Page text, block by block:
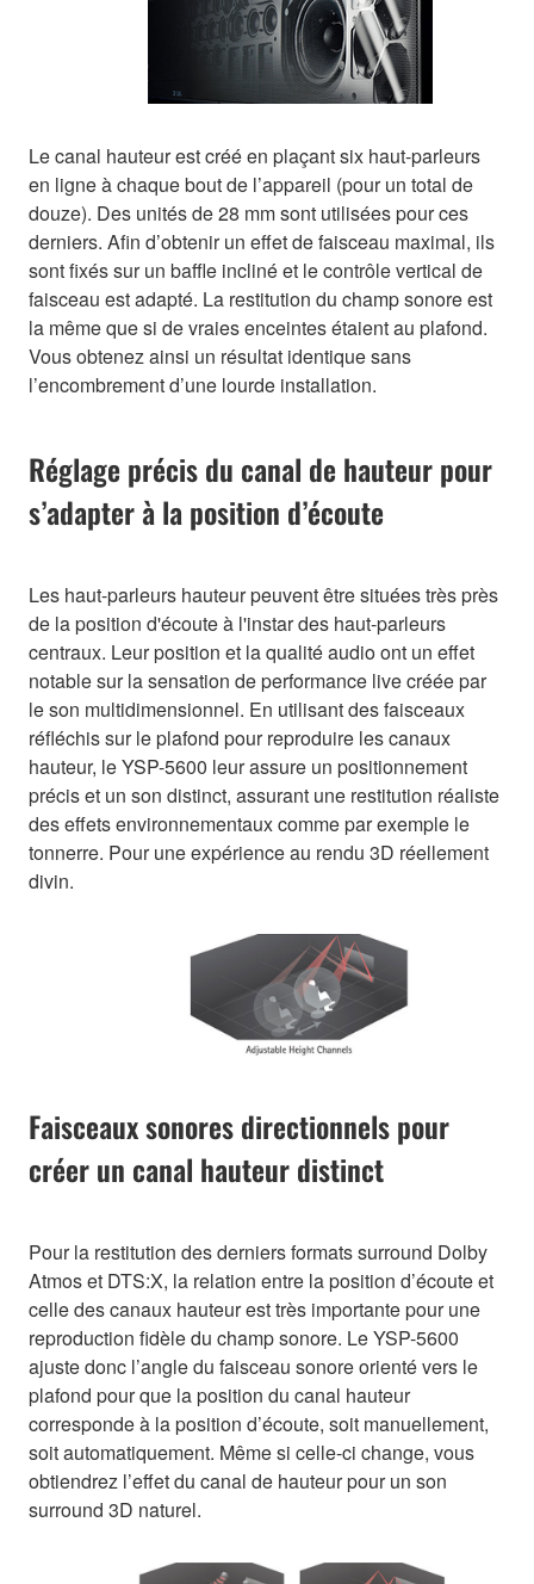
Le canal hauteur est créé en plaçant six haut-parleurs
en ligne à chaque bout de l’appareil (pour un total de
douze). Des unités de 28 mm sont utilisées pour ces
derniers. Afin d’obtenir un effet de faisceau maximal, ils
sont fixés sur un baffle incliné et le contrôle vertical de
faisceau est adapté. La restitution du champ sonore est
la même que si de vraies enceintes étaient au plafond.
Vous obtenez ainsi un résultat identique sans
l’encombrement d’une lourde installation.
Réglage précis du canal de hauteur pour
s’adapter à la position d’écoute
Les haut-parleurs hauteur peuvent être situées très près
de la position d'écoute à l'instar des haut-parleurs
centraux. Leur position et la qualité audio ont un effet
notable sur la sensation de performance live créée par
le son multidimensionnel. En utilisant des faisceaux
réfléchis sur le plafond pour reproduire les canaux
hauteur, le YSP-5600 leur assure un positionnement
précis et un son distinct, assurant une restitution réaliste
des effets environnementaux comme par exemple le
tonnerre. Pour une expérience au rendu 3D réellement
divin.
Faisceaux sonores directionnels pour
créer un canal hauteur distinct
Pour la restitution des derniers formats surround Dolby
Atmos et DTS:X, la relation entre la position d’écoute et
celle des canaux hauteur est très importante pour une
reproduction fidèle du champ sonore. Le YSP-5600
ajuste donc l’angle du faisceau sonore orienté vers le
plafond pour que la position du canal hauteur
corresponde à la position d’écoute, soit manuellement,
soit automatiquement. Même si celle-ci change, vous
obtiendrez l’effet du canal de hauteur pour un son
surround 3D naturel.